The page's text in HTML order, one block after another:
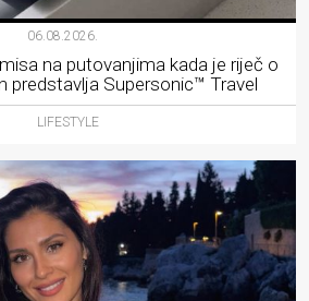
06.08.2026.
na putovanjima kada je riječ o
predstavlja Supersonic™ Travel
LIFESTYLE